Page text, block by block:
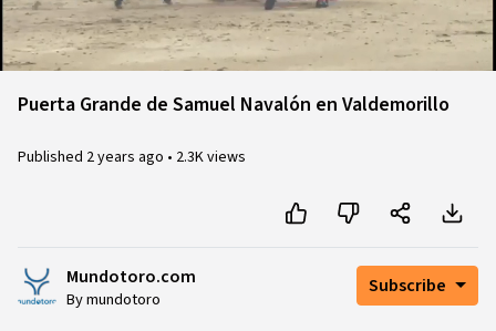
Loaded:
30.91%
Puerta Grande de Samuel Navalón en Valdemorillo
Published 2 years ago • 2.3K views
Mundotoro.com
By mundotoro
Subscribe